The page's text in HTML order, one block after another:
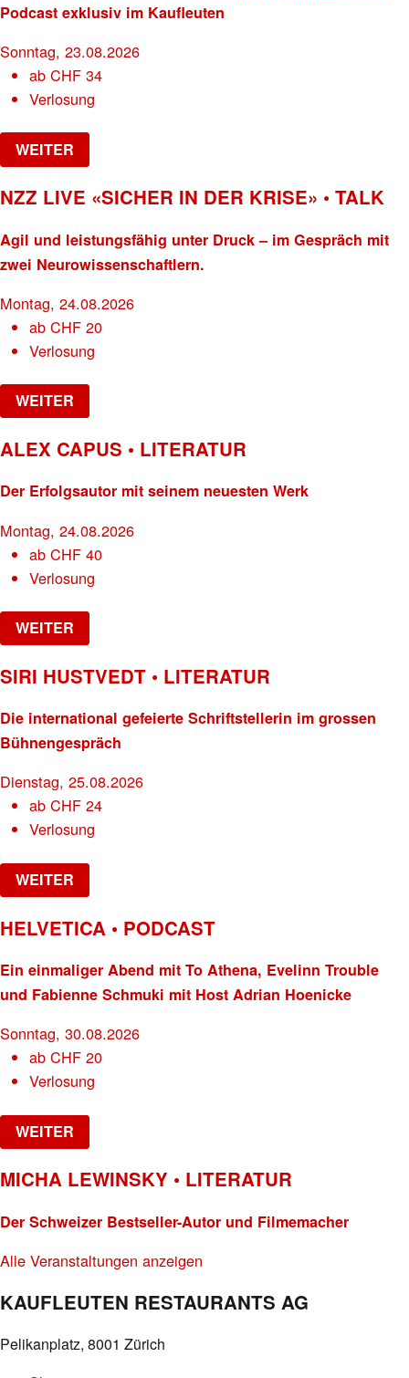
Podcast exklusiv im Kaufleuten
Sonntag, 23.08.2026
abCHF 34
Verlosung
WEITER
NZZ LIVE «SICHER IN DER KRISE» • TALK
Agil und leistungsfähig unter Druck – im Gespräch mit
zwei Neurowissenschaftlern.
Montag, 24.08.2026
abCHF 20
Verlosung
WEITER
ALEX CAPUS • LITERATUR
Der Erfolgsautor mit seinem neuesten Werk
Montag, 24.08.2026
abCHF 40
Verlosung
WEITER
SIRI HUSTVEDT • LITERATUR
Die international gefeierte Schriftstellerin im grossen
Bühnengespräch
Dienstag, 25.08.2026
abCHF 24
Verlosung
WEITER
HELVETICA • PODCAST
Ein einmaliger Abend mit To Athena, Evelinn Trouble
und Fabienne Schmuki mit Host Adrian Hoenicke
Sonntag, 30.08.2026
abCHF 20
Verlosung
WEITER
MICHA LEWINSKY • LITERATUR
Der Schweizer Bestseller-Autor und Filmemacher
Alle Veranstaltungen anzeigen
KAUFLEUTEN RESTAURANTS AG
Pelikanplatz, 8001 Zürich